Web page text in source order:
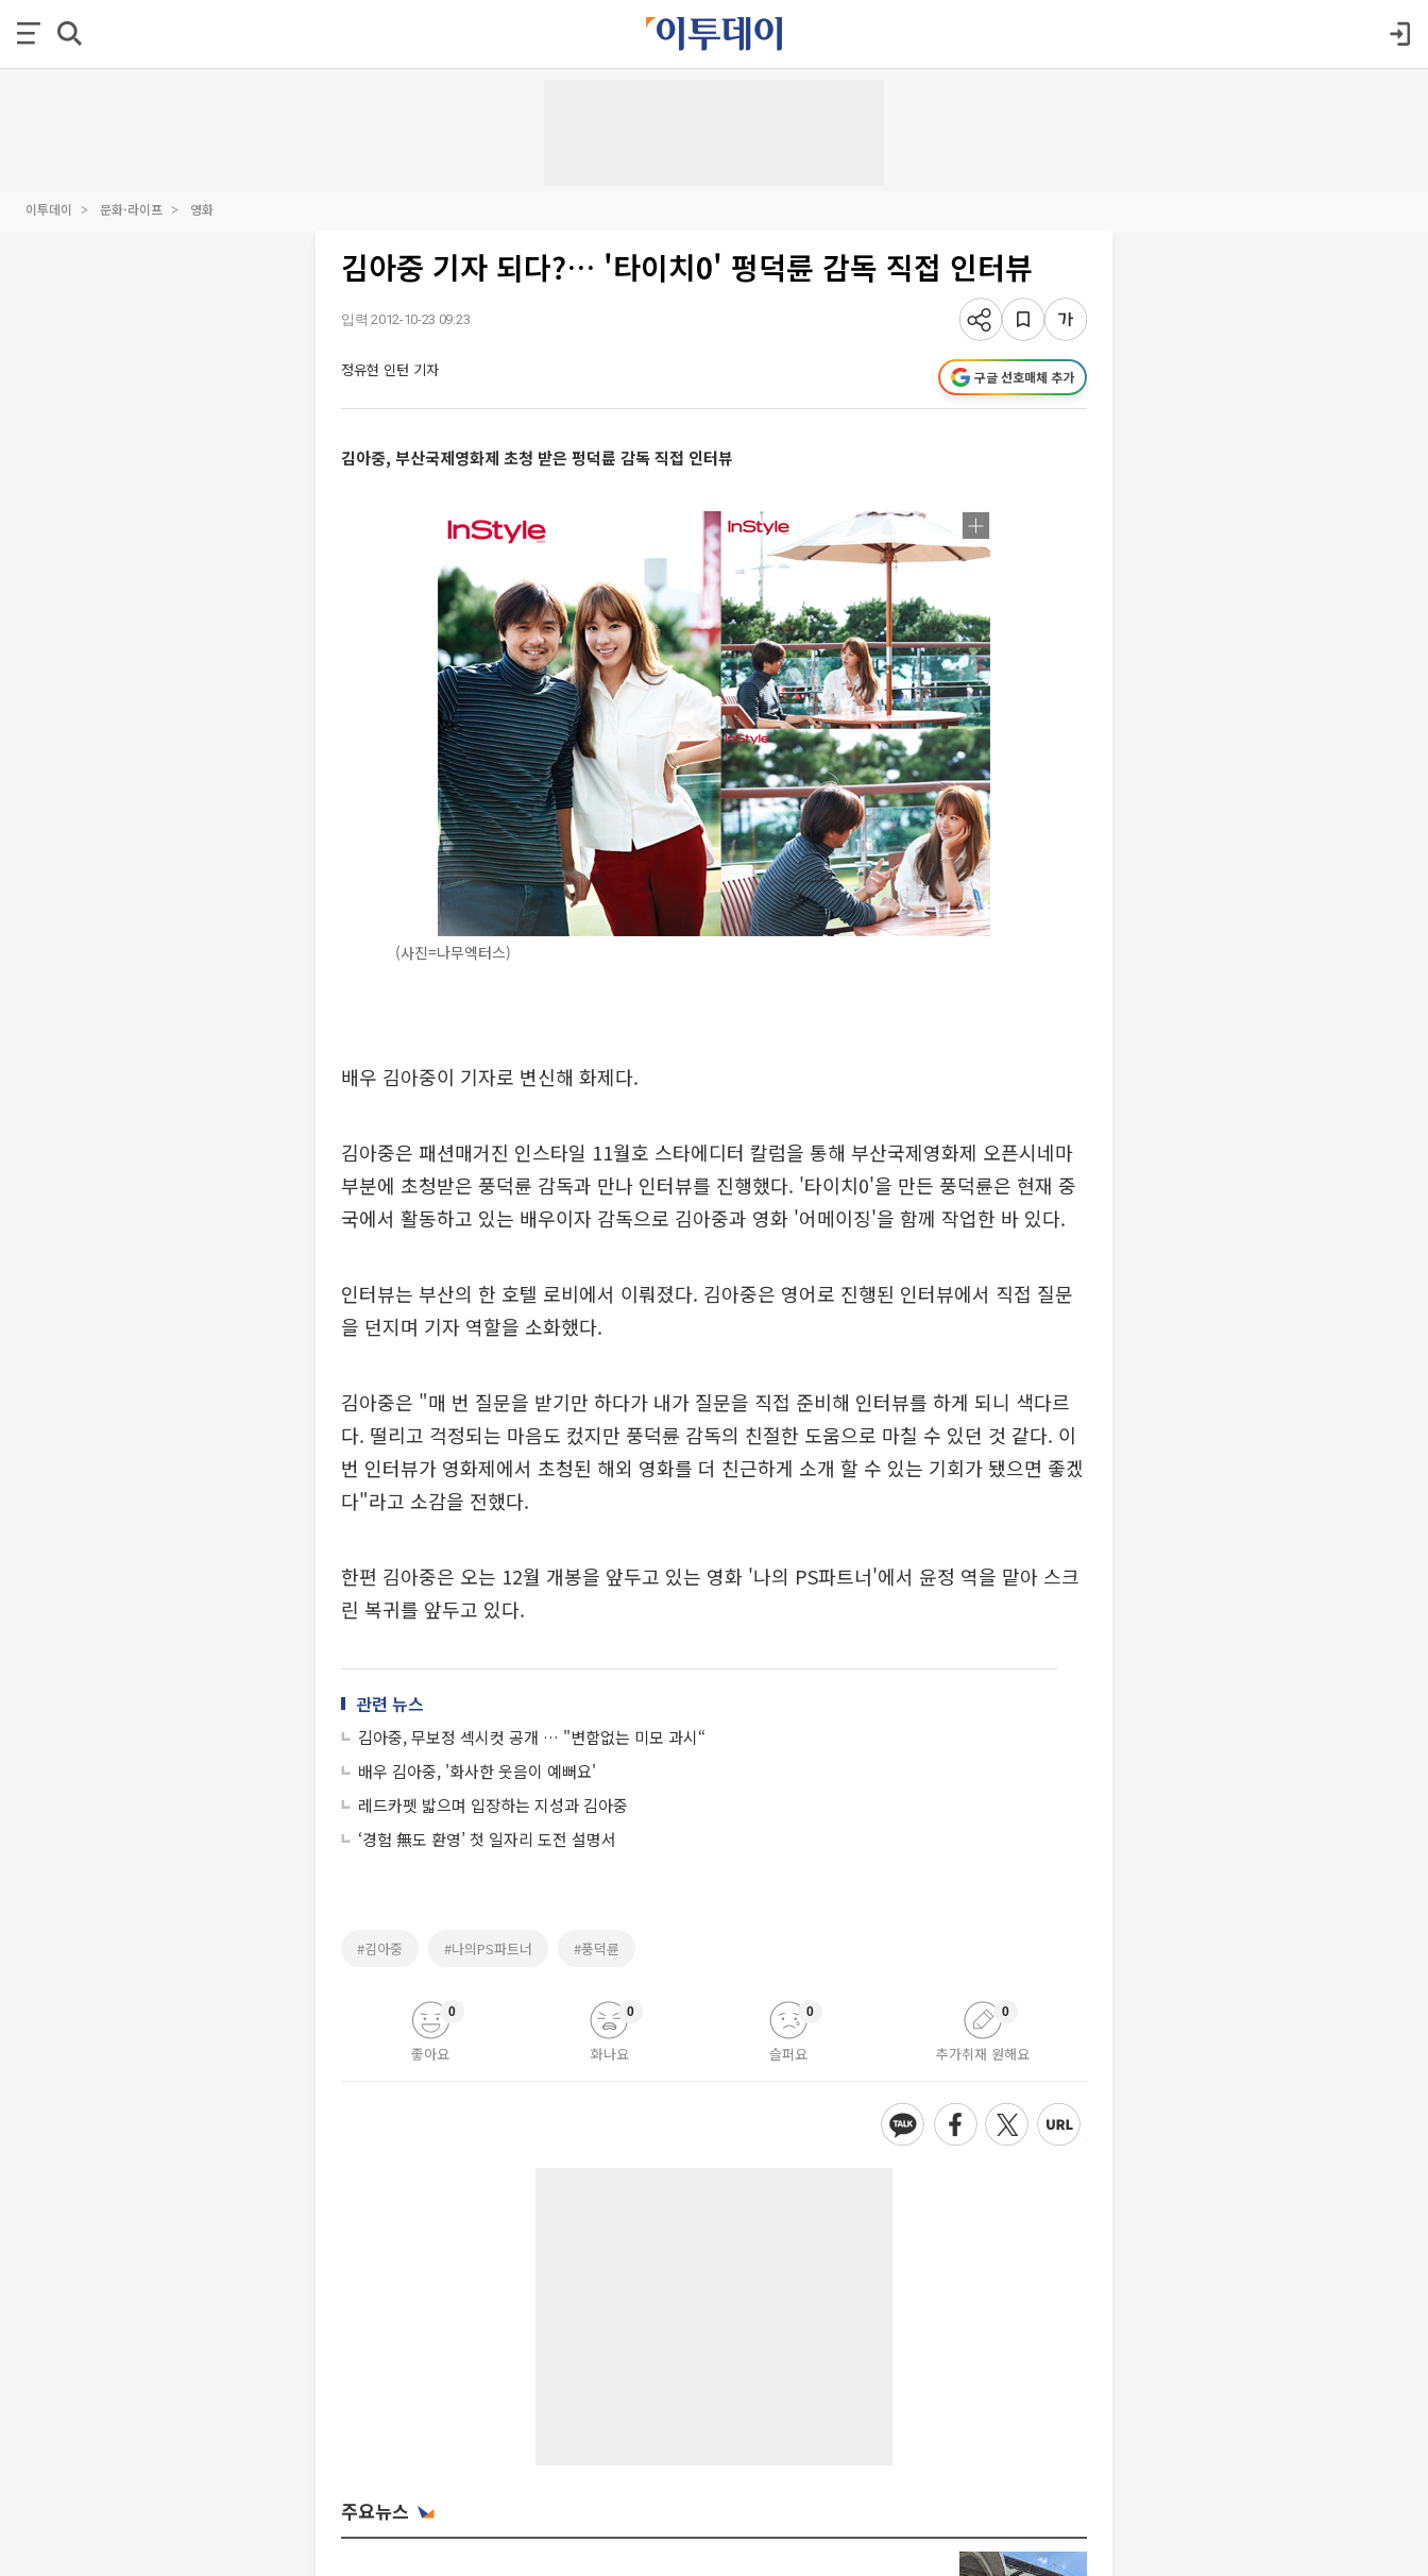
이투데이 문화·라이프 영화
김아중 기자 되다?… '타이치0' 펑덕륜 감독 직접 인터뷰
입력 2012-10-23 09:23
정유현 인턴 기자 구글 선호매체 추가
김아중, 부산국제영화제 초청 받은 펑덕륜 감독 직접 인터뷰
(사진=나무엑터스)
배우 김아중이 기자로 변신해 화제다.
김아중은 패션매거진 인스타일 11월호 스타에디터 칼럼을 통해 부산국제영화제 오픈시네마
부분에 초청받은 풍덕륜 감독과 만나 인터뷰를 진행했다. '타이치0'을 만든 풍덕륜은 현재 중
국에서 활동하고 있는 배우이자 감독으로 김아중과 영화 '어메이징'을 함께 작업한 바 있다.
인터뷰는 부산의 한 호텔 로비에서 이뤄졌다. 김아중은 영어로 진행된 인터뷰에서 직접 질문
을 던지며 기자 역할을 소화했다.
김아중은 "매 번 질문을 받기만 하다가 내가 질문을 직접 준비해 인터뷰를 하게 되니 색다르
다. 떨리고 걱정되는 마음도 컸지만 풍덕륜 감독의 친절한 도움으로 마칠 수 있던 것 같다. 이
번 인터뷰가 영화제에서 초청된 해외 영화를 더 친근하게 소개 할 수 있는 기회가 됐으면 좋겠
다"라고 소감을 전했다.
한편 김아중은 오는 12월 개봉을 앞두고 있는 영화 '나의 PS파트너'에서 윤정 역을 맡아 스크
린 복귀를 앞두고 있다.
관련 뉴스
김아중, 무보정 섹시컷 공개 … "변함없는 미모 과시“
배우 김아중, '화사한 웃음이 예뻐요'
레드카펫 밟으며 입장하는 지성과 김아중
‘경험 無도 환영’ 첫 일자리 도전 설명서
#김아중 #나의PS파트너 #풍덕륜
좋아요
0
화나요
0
슬퍼요
0
추가취재 원해요
0
주요뉴스